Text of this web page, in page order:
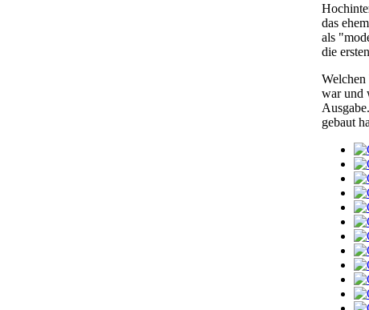
das
als
die
Welchen
war und
gebaut